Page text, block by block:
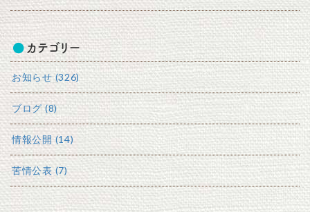
カテゴリー
お知らせ (326)
ブログ (8)
情報公開 (14)
苦情公表 (7)